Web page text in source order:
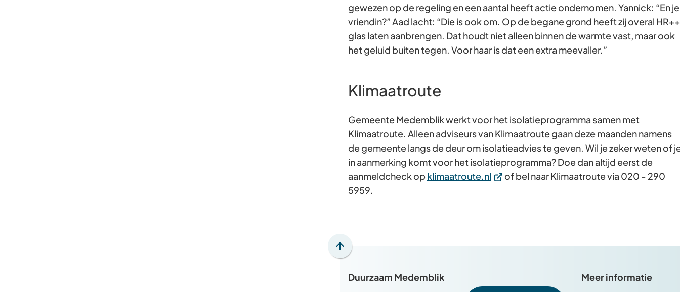
gewezen op de regeling en een aantal heeft actie ondernomen. Yannick: “En je
vriendin?” Aad lacht: “Die is ook om. Op de begane grond heeft zij overal HR++
glas laten aanbrengen. Dat houdt niet alleen binnen de warmte vast, maar ook
het geluid buiten tegen. Voor haar is dat een extra meevaller.”
Klimaatroute
Gemeente Medemblik werkt voor het isolatieprogramma samen met
Klimaatroute. Alleen adviseurs van Klimaatroute gaan deze maanden namens
de gemeente langs de deur om isolatieadvies te geven. Wil je zeker weten of
in aanmerking komt voor het isolatieprogramma? Doe dan altijd eerst de
aanmeldcheck op klimaatroute.nl (Verwijst
of bel naar Klimaatroute via 020 - 290
5959.
Scroll
boven
Duurzaam Medemblik Meer informatie